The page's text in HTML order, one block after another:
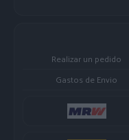
Realizar un pedido
Gastos de Envio